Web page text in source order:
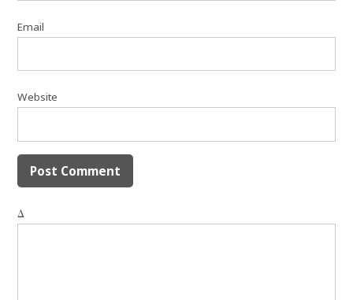
Email
Website
Δ